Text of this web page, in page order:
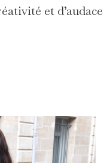
et d’audace